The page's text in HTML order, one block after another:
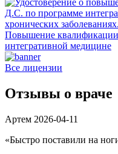
Повышение
интегративной медицине
Все лицензии
Отзывы о враче
Артем 2026-04-11
«Быстро поставили на